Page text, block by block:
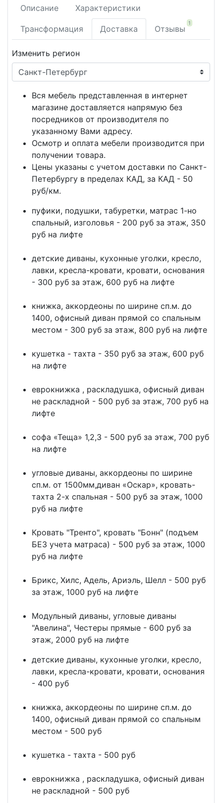
Описание Характеристики
Трансформация Доставка Отзывы
1
Изменить регион
Вся мебель представленная в интернет
магазине доставляется напрямую без
посредников от производителя по
указанному Вами адресу.
Осмотр и оплата мебели производится при
получении товара.
Цены указаны с учетом доставки по Санкт-
Петербургу в пределах КАД, за КАД - 50
руб/км.
пуфики, подушки, табуретки, матрас 1-но
спальный, изголовья - 200 руб за этаж, 350
руб на лифте
детские диваны, кухонные уголки, кресло,
лавки, кресла-кровати, кровати, основания
- 300 руб за этаж, 600 руб на лифте
книжка, аккордеоны по ширине сп.м. до
1400, офисный диван прямой со спальным
местом - 300 руб за этаж, 800 руб на лифте
кушетка - тахта - 350 руб за этаж, 600 руб
на лифте
еврокнижка , раскладушка, офисный диван
не раскладной - 500 руб за этаж, 700 руб на
лифте
софа «Теща» 1,2,3 - 500 руб за этаж, 700 руб
на лифте
угловые диваны, аккордеоны по ширине
сп.м. от 1500мм,диван «Оскар», кровать-
тахта 2-х спальная - 500 руб за этаж, 1000
руб на лифте
Кровать "Тренто", кровать "Бонн" (подъем
БЕЗ учета матраса) - 500 руб за этаж, 1000
руб на лифте
Брикс, Хилс, Адель, Ариэль, Шелл - 500 руб
за этаж, 1000 руб на лифте
Модульный диваны, угловые диваны
"Авелина", Честеры прямые - 600 руб за
этаж, 2000 руб на лифте
детские диваны, кухонные уголки, кресло,
лавки, кресла-кровати, кровати, основания
- 400 руб
книжка, аккордеоны по ширине сп.м. до
1400, офисный диван прямой со спальным
местом - 500 руб
кушетка - тахта - 500 руб
еврокнижка , раскладушка, офисный диван
не раскладной - 500 руб